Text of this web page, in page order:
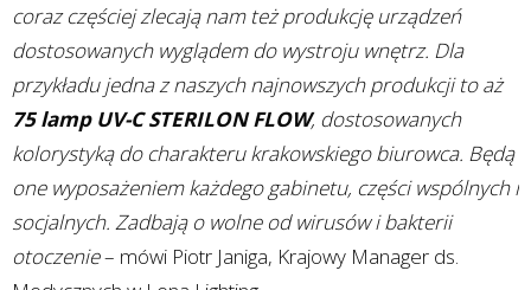
coraz częściej zlecają nam też produkcję urządzeń
dostosowanych wyglądem do wystroju wnętrz. Dla
przykładu jedna z naszych najnowszych produkcji to aż
75 lamp UV-C STERILON FLOW, dostosowanych
kolorystyką do charakteru krakowskiego biurowca. Będą
one wyposażeniem każdego gabinetu, części wspólnych i
socjalnych. Zadbają o wolne od wirusów i bakterii
otoczenie– mówi Piotr Janiga, Krajowy Manager ds.